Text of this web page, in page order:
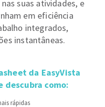
suas atividades, e
em eficiência
integrados,
instantâneas.
da EasyVista
descubra como:
rápidas